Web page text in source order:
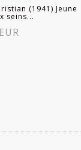
(1941) Jeune
seins...